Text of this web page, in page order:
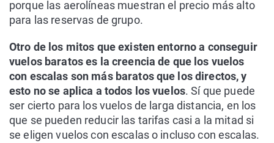
porque las aerolíneas muestran el precio más alto
para las reservas de grupo.
Otro de los mitos que existen entorno a conseguir
vuelos baratos es la creencia de que los vuelos
con escalas son más baratos que los directos, y
esto no se aplica a todos los vuelos. Sí que puede
ser cierto para los vuelos de larga distancia, en los
que se pueden reducir las tarifas casi a la mitad si
se eligen vuelos con escalas o incluso con escalas.